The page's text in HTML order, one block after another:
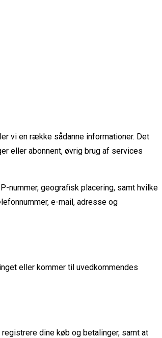
vi en række sådanne informationer. Det
eller abonnent, øvrig brug af services
nummer, geografisk placering, samt hvilke
e-mail, adresse og
eller kommer til uvedkommendes
dine køb og betalinger, samt at